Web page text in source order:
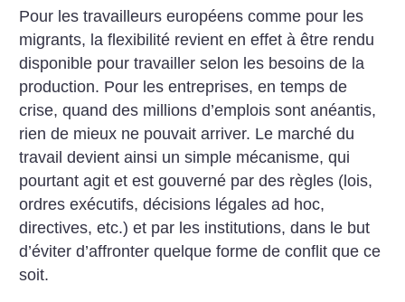
Pour les travailleurs européens comme pour les
migrants, la flexibilité revient en effet à être rendu
disponible pour travailler selon les besoins de la
production. Pour les entreprises, en temps de
crise, quand des millions d’emplois sont anéantis,
rien de mieux ne pouvait arriver. Le marché du
travail devient ainsi un simple mécanisme, qui
pourtant agit et est gouverné par des règles (lois,
ordres exécutifs, décisions légales ad hoc,
directives, etc.) et par les institutions, dans le but
d’éviter d’affronter quelque forme de conflit que ce
soit.